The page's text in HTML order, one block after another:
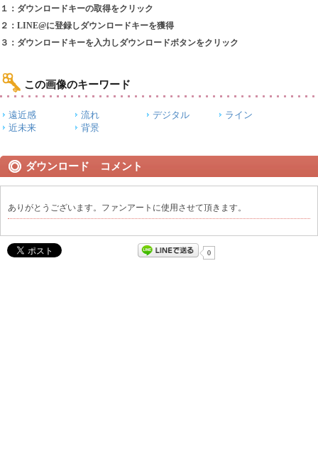
１：ダウンロードキーの取得をクリック
２：LINE@に登録しダウンロードキーを獲得
３：ダウンロードキーを入力しダウンロードボタンをクリック
この画像のキーワード
遠近感 流れ デジタル
ライン
近未来
背景
ダウンロード コメント
ありがとうございます。ファンアートに使用させて頂きます。
0